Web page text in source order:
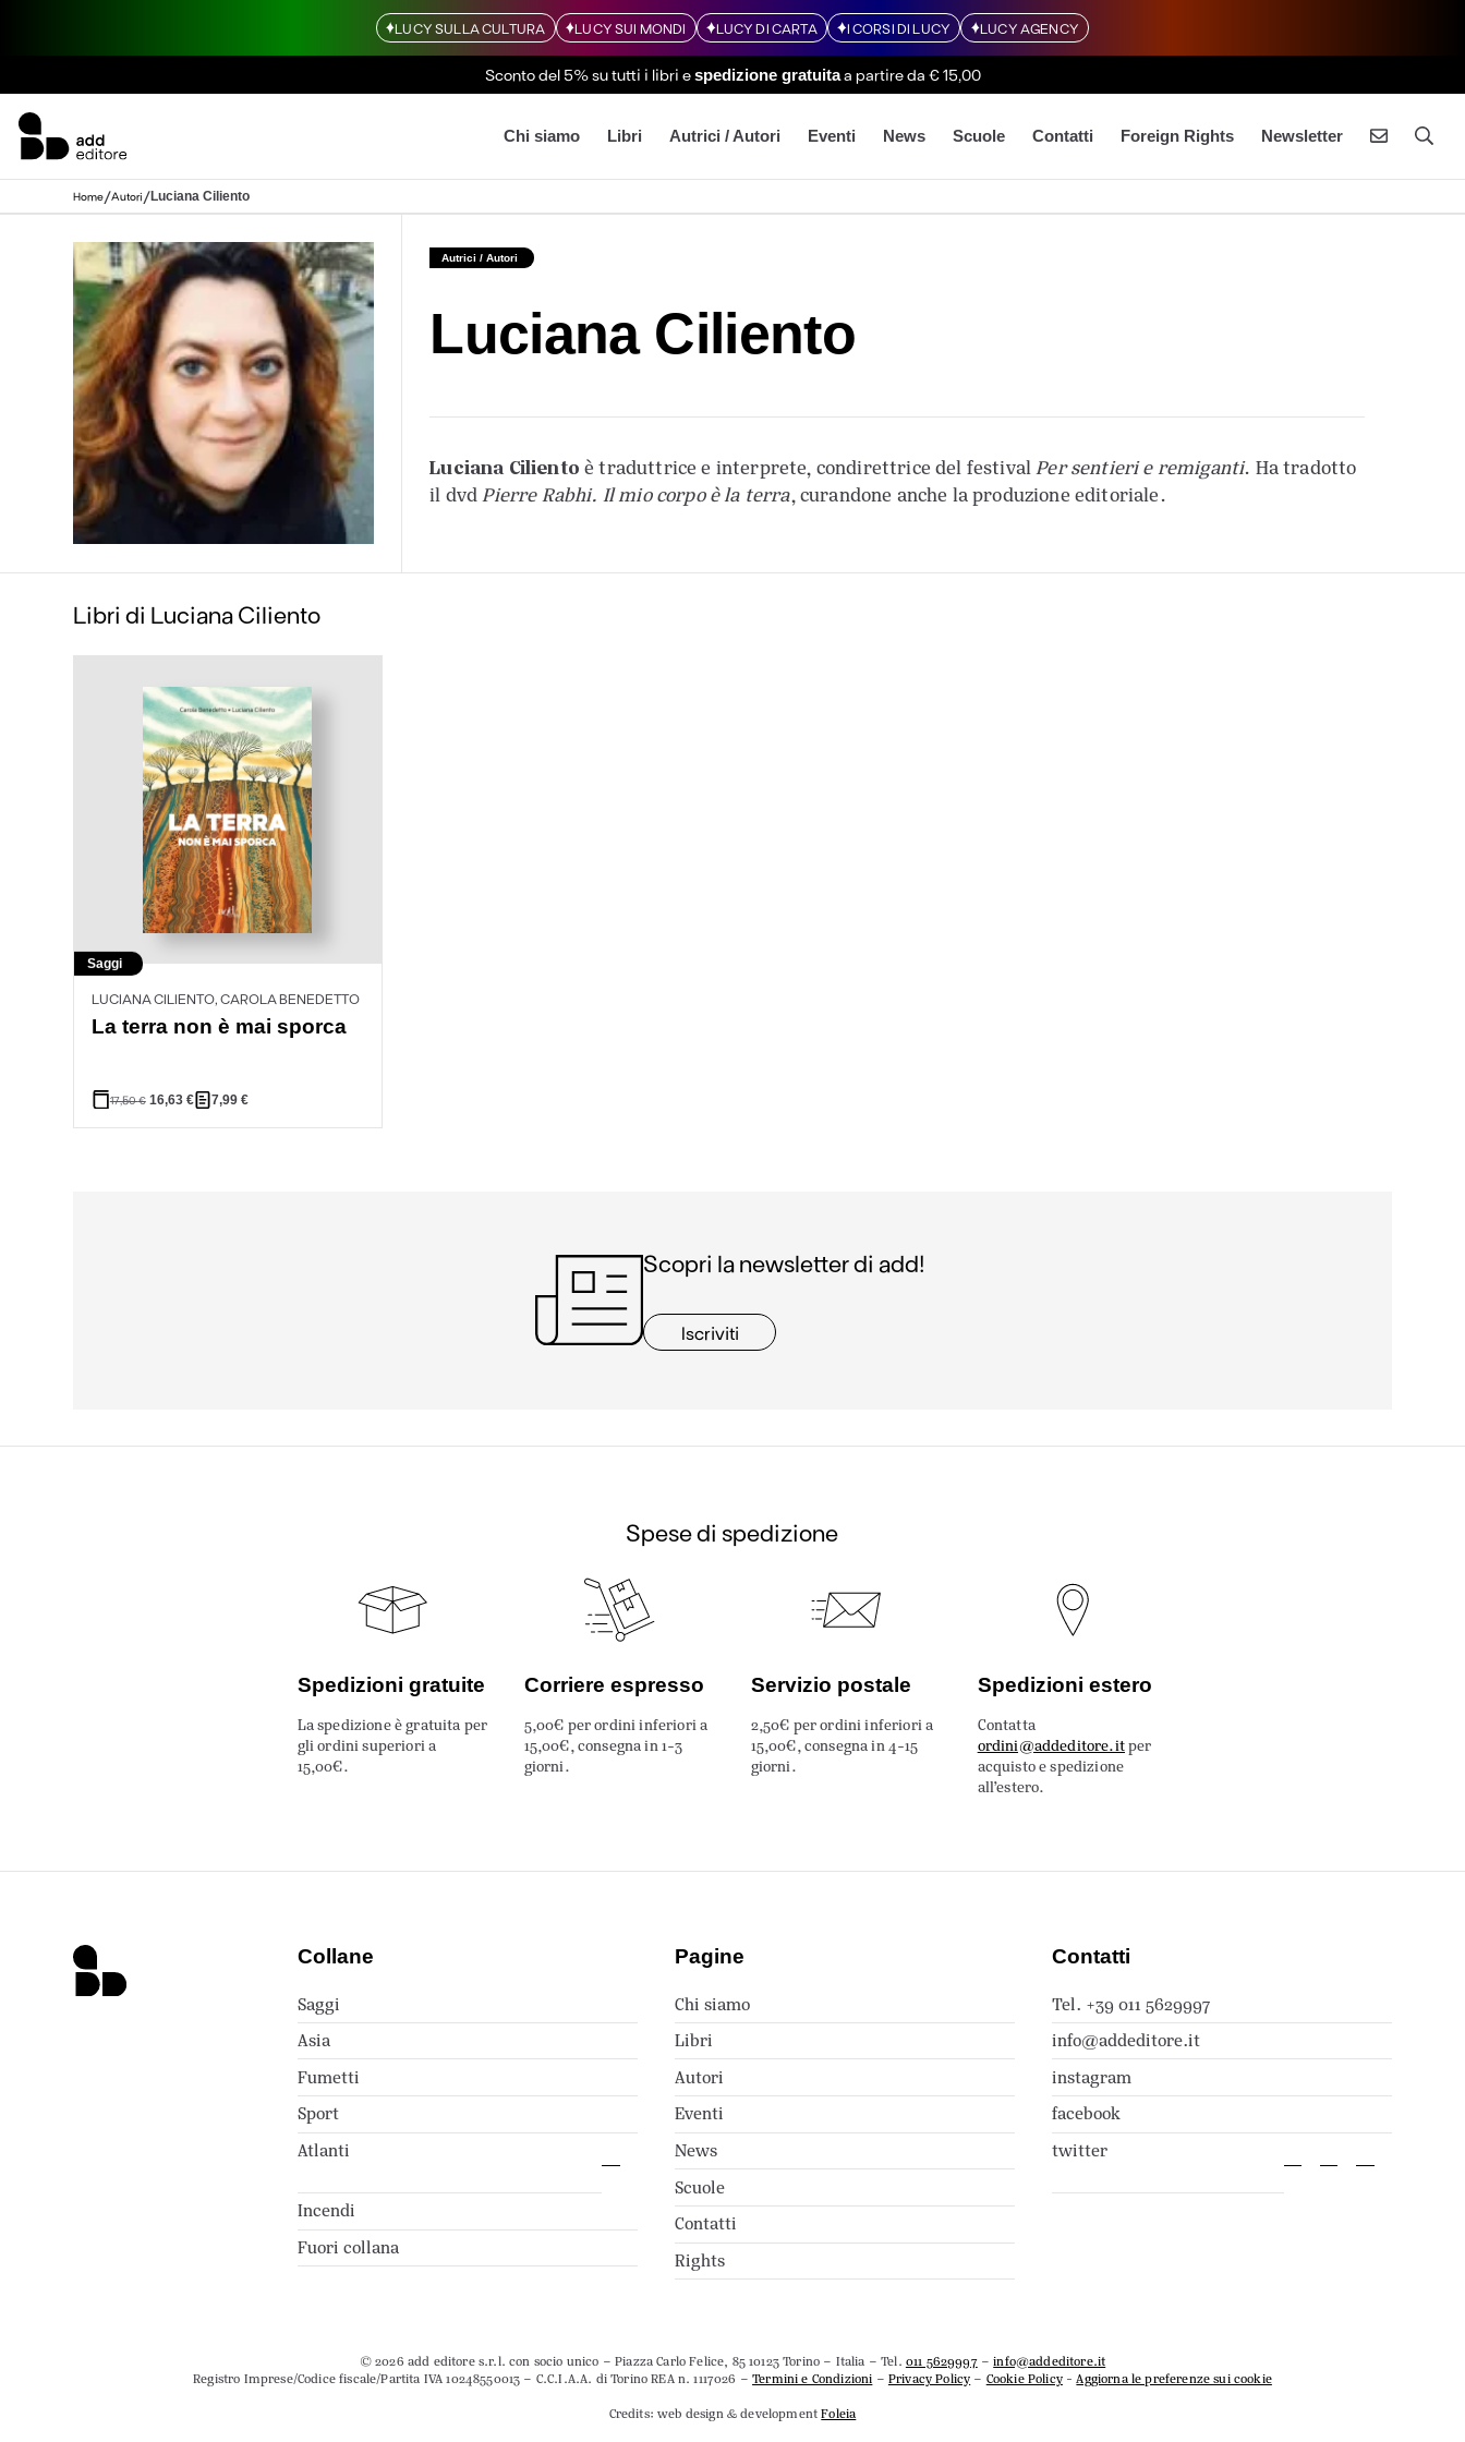
LUCY SULLA CULTURA LUCY SUI MONDI LUCY DI CARTA I CORSI DI LUCY LUCY AGENCY
Sconto del 5% su tutti i libri espedizione gratuitaa partire da € 15,00
Chi siamo Libri Autrici / Autori Eventi News Scuole Contatti Foreign Rights Newsletter
Home/Autori/Luciana Ciliento
Autrici / Autori
Luciana Ciliento
Luciana Ciliento è traduttrice e interprete, condirettrice del festivalPer sentieri e remiganti. Ha tradotto
il dvdPierre Rabhi. Il mio corpo è la terra, curandone anche la produzione editoriale.
Libri di Luciana Ciliento
Saggi
LUCIANA CILIENTO, CAROLA BENEDETTO
La terra non è mai sporca
17,50€ 16,63 € 7,99€
Scopri la newsletter di add!
Iscriviti
Spese di spedizione
Spedizioni gratuite
La spedizione è gratuita per
gli ordini superiori a
15,00€.
Corriere espresso
5,00€ per ordini inferiori a
15,00€, consegna in 1-3
giorni.
Servizio postale
2,50€ per ordini inferiori a
15,00€, consegna in 4-15
giorni.
Spedizioni estero
Contatta
ordini@addeditore.itper
acquisto e spedizione
all’estero.
Collane
Saggi
Asia
Fumetti
Sport
Atlanti
Incendi
Fuori collana
Pagine
Chi siamo
Libri
Autori
Eventi
News
Scuole
Contatti
Rights
Contatti
Tel. +39 011 5629997
info@addeditore.it
instagram
facebook
twitter
© 2026 add editore s.r.l. con socio unico – Piazza Carlo Felice, 85 10123 Torino – Italia – Tel. 011 5629997–info@addeditore.it
Registro Imprese/Codice fiscale/Partita IVA 10248550013 – C.C.I.A.A. di Torino REA n. 1117026 –Termini e Condizioni – Privacy Policy – Cookie Policy-Aggiorna le preferenze sui cookie
Credits: web design & developmentFoleia